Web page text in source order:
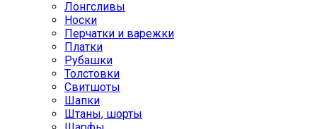
Лонгсливы
Носки
Перчатки и варежки
Платки
Рубашки
Толстовки
Свитшоты
Шапки
Штаны, шорты